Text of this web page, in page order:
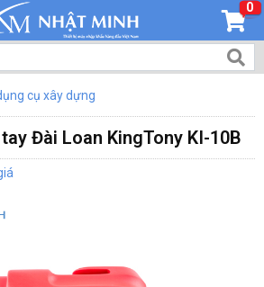
0
cụ xây dựng
Đài Loan KingTony KI-10B